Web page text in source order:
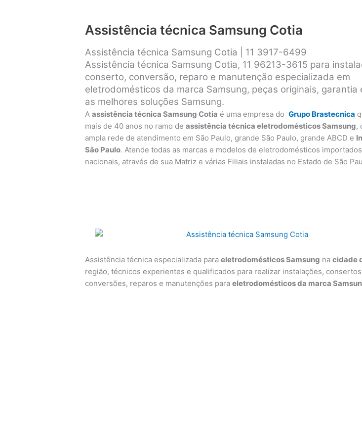
Assistência técnica Samsung Cotia
Assistência técnica Samsung Cotia | 11 3917-6499
Assistência técnica Samsung Cotia, 11 96213-3615 para
conserto, conversão, reparo e manutenção especializada em
eletrodomésticos da marca Samsung, peças originais, garantia
as melhores soluções Samsung.
Aassistência técnica Samsung Cotia é uma empresa doGrupo Brastecnica
mais de 40 anos no ramo deassistência técnica eletrodomésticos Samsung,
ampla rede de atendimento em São Paulo, grande São Paulo, grande ABCD e
São Paulo. Atende todas as marcas e modelos de eletrodomésticos
nacionais, através de sua Matriz e várias Filiais instaladas no Estado de São
Assistência técnica especializada paraeletrodomésticos Samsung nacidade
região, técnicos experientes e qualificados para realizar instalações,
conversões, reparos e manutenções paraeletrodomésticos da marca